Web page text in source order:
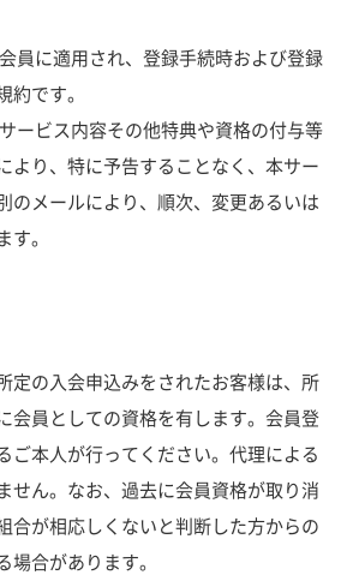
員に適用され、登録手続時および登録
です。
ービス内容その他特典や資格の付与等
より、特に予告することなく、本サー
のメールにより、順次、変更あるいは
。
定の入会申込みをされたお客様は、所
会員としての資格を有します。会員登
ご本人が行ってください。代理による
せん。なお、過去に会員資格が取り消
合が相応しくないと判断した方からの
合があります。